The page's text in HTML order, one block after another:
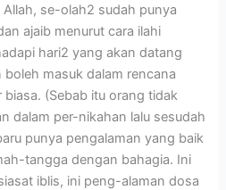
se-olah2 sudah punya
ajaib menurut cara ilahi
hari2 yang akan datang
masuk dalam rencana
biasa. (Sebab itu orang tidak
dalam per-nikahan lalu sesudah
punya pengalaman yang baik
tangga dengan bahagia. Ini
iblis, ini peng-alaman dosa